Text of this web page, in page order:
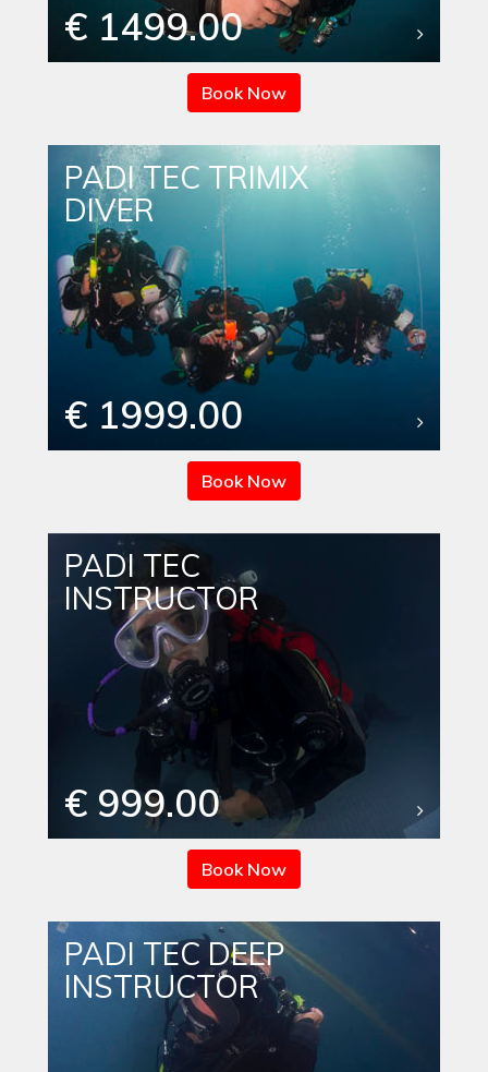
€ 1499.00
Book Now
PADI TEC TRIMIX
DIVER
€ 1999.00
Book Now
PADI TEC
INSTRUCTOR
€ 999.00
Book Now
PADI TEC DEEP
INSTRUCTOR